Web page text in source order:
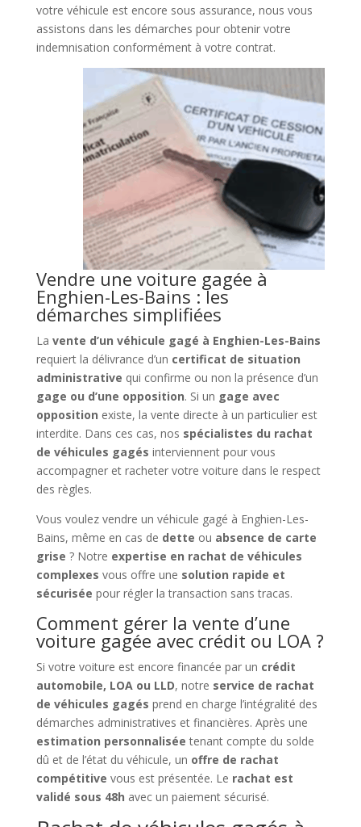
votre véhicule est encore sous assurance, nous vous
assistons dans les démarches pour obtenir votre
indemnisation conformément à votre contrat.
Vendre une voiture gagée à
Enghien-Les-Bains : les
démarches simplifiées
La vente d’un véhicule gagé à Enghien-Les-Bains
requiert la délivrance d’un certificat de situation
administrative qui confirme ou non la présence d’un
gage ou d’une opposition. Si un gage avec
opposition existe, la vente directe à un particulier est
interdite. Dans ces cas, nos spécialistes du rachat
de véhicules gagés interviennent pour vous
accompagner et racheter votre voiture dans le respect
des règles.
Vous voulez vendre un véhicule gagé à Enghien-Les-
Bains, même en cas de dette ou absence de carte
grise ? Notre expertise en rachat de véhicules
complexes vous offre une solution rapide et
sécurisée pour régler la transaction sans tracas.
Comment gérer la vente d’une
voiture gagée avec crédit ou LOA ?
Si votre voiture est encore financée par un crédit
automobile, LOA ou LLD, notre service de rachat
de véhicules gagés prend en charge l’intégralité des
démarches administratives et financières. Après une
estimation personnalisée tenant compte du solde
dû et de l’état du véhicule, un offre de rachat
compétitive vous est présentée. Le rachat est
validé sous 48h avec un paiement sécurisé.